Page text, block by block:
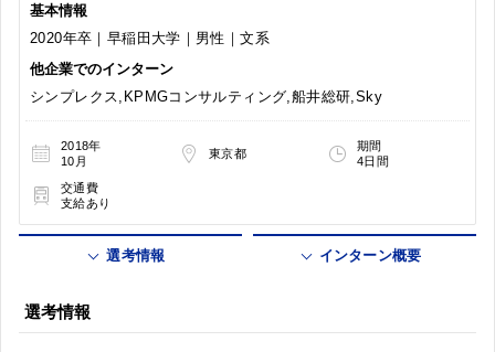
基本情報
2020年卒｜早稲田大学｜男性｜文系
他企業でのインターン
シンプレクス,KPMGコンサルティング,船井総研,Sky
2018年
10月
東京都
期間
4日間
交通費
支給あり
選考情報 インターン概要
選考情報